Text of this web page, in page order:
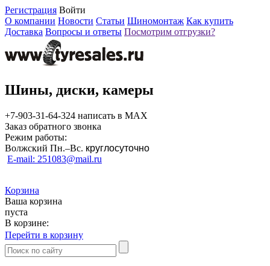
Регистрация Войти
О компании Новости Статьи Шиномонтаж Как купить
Доставка Вопросы и ответы Посмотрим отгрузки?
Шины, диски, камеры
+7-903-31-64-324 написать в MAX
Заказ обратного звонка
Режим работы:
Волжский Пн.–Вс. круглосуточно
E-mail: 251083@mail.ru
Корзина
Ваша корзина
пуста
В корзине:
Перейти в корзину